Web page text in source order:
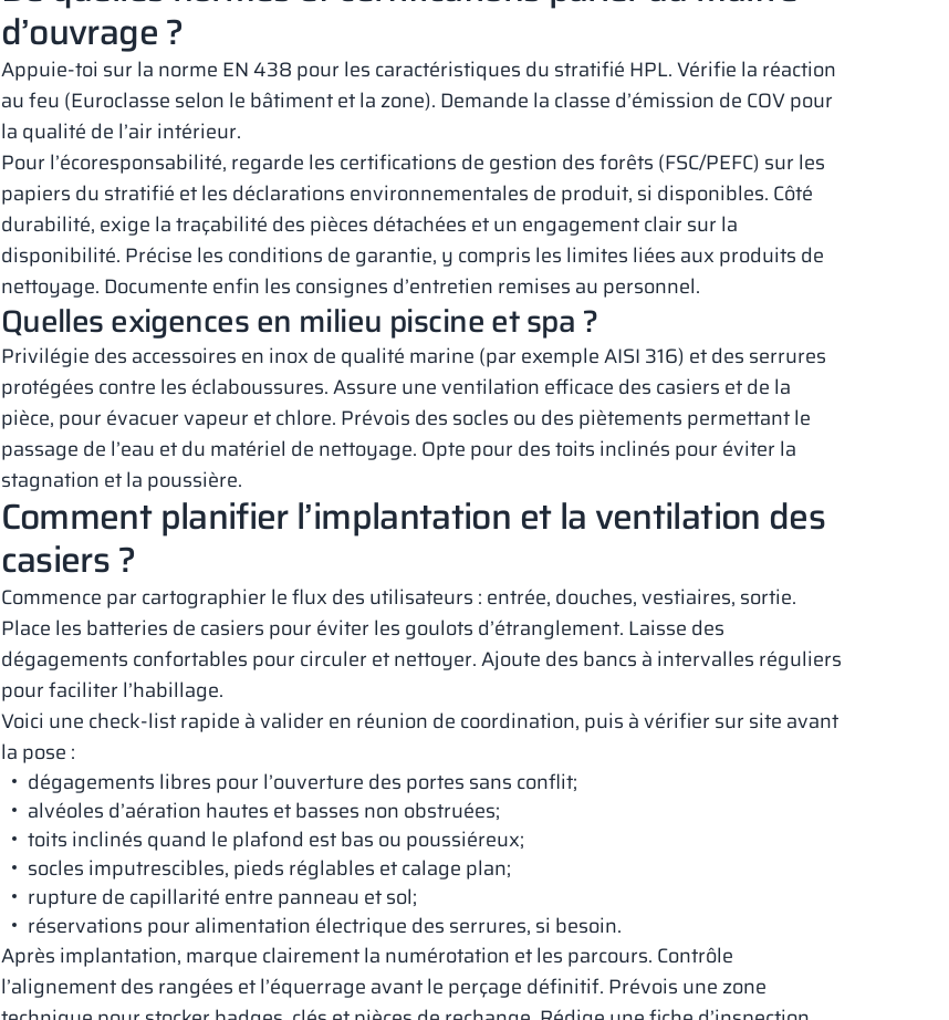
d’ouvrage ?
Appuie‑toi sur la norme EN 438 pour les caractéristiques du stratifié HPL. Vérifie la réaction
au feu (Euroclasse selon le bâtiment et la zone). Demande la classe d’émission de COV pour
la qualité de l’air intérieur.
Pour l’écoresponsabilité, regarde les certifications de gestion des forêts (FSC/PEFC) sur les
papiers du stratifié et les déclarations environnementales de produit, si disponibles. Côté
durabilité, exige la traçabilité des pièces détachées et un engagement clair sur la
disponibilité. Précise les conditions de garantie, y compris les limites liées aux produits de
nettoyage. Documente enfin les consignes d’entretien remises au personnel.
Quelles exigences en milieu piscine et spa ?
Privilégie des accessoires en inox de qualité marine (par exemple AISI 316) et des serrures
protégées contre les éclaboussures. Assure une ventilation efficace des casiers et de la
pièce, pour évacuer vapeur et chlore. Prévois des socles ou des piètements permettant le
passage de l’eau et du matériel de nettoyage. Opte pour des toits inclinés pour éviter la
stagnation et la poussière.
Comment planifier l’implantation et la ventilation des
casiers ?
Commence par cartographier le flux des utilisateurs : entrée, douches, vestiaires, sortie.
Place les batteries de casiers pour éviter les goulots d’étranglement. Laisse des
dégagements confortables pour circuler et nettoyer. Ajoute des bancs à intervalles réguliers
pour faciliter l’habillage.
Voici une check‑list rapide à valider en réunion de coordination, puis à vérifier sur site avant
la pose :
dégagements libres pour l’ouverture des portes sans conflit;
alvéoles d’aération hautes et basses non obstruées;
toits inclinés quand le plafond est bas ou poussiéreux;
socles imputrescibles, pieds réglables et calage plan;
rupture de capillarité entre panneau et sol;
réservations pour alimentation électrique des serrures, si besoin.
Après implantation, marque clairement la numérotation et les parcours. Contrôle
l’alignement des rangées et l’équerrage avant le perçage définitif. Prévois une zone